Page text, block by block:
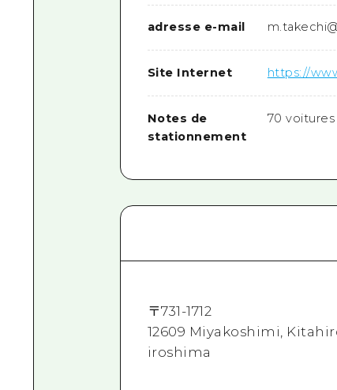
adresse e-mail
Site Internet https://
Notes de
stationnement
70
〒731-1712
12609 Miyakoshimi,
iroshima